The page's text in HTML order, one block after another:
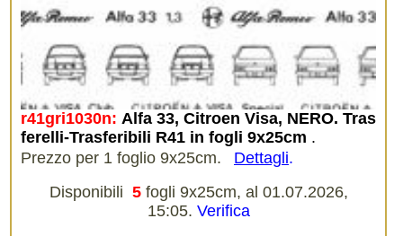
r41gri1030n: Alfa 33, Citroen Visa, NERO. Tras
ferelli-Trasferibili R41 in fogli 9x25cm .
Prezzo per 1 foglio 9x25cm.
Dettagli.
Disponibili 5 fogli 9x25cm, al 01.07.2026,
15:05. Verifica